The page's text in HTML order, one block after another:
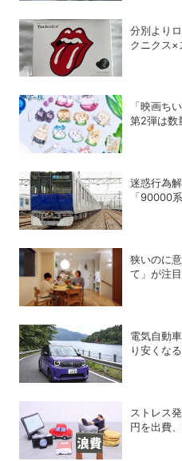
分別より
クニクス×
「映画ち
第2弾は数
迷惑行為
「90000
狭いのに
て」が注
電気自動
り安くな
ストレス
円を出費